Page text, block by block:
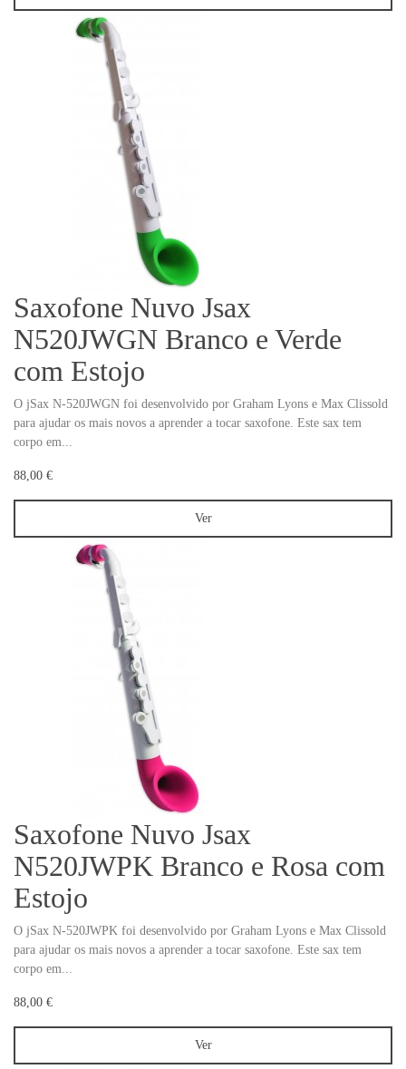
Saxofone Nuvo Jsax
N520JWGN Branco e Verde
com Estojo
O jSax N-520JWGN foi desenvolvido por Graham Lyons e Max Clissold
para ajudar os mais novos a aprender a tocar saxofone. Este sax tem
corpo em...
88,00 €
Ver
Saxofone Nuvo Jsax
N520JWPK Branco e Rosa com
Estojo
O jSax N-520JWPK foi desenvolvido por Graham Lyons e Max Clissold
para ajudar os mais novos a aprender a tocar saxofone. Este sax tem
corpo em...
88,00 €
Ver